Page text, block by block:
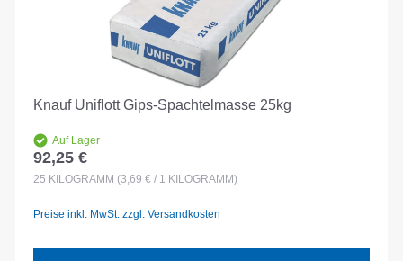
Knauf Uniflott Gips-Spachtelmasse 25kg
Auf Lager
Regulärer Preis:
92,25 €
25 KILOGRAMM (3,69 € / 1 KILOGRAMM)
Preise inkl. MwSt. zzgl. Versandkosten